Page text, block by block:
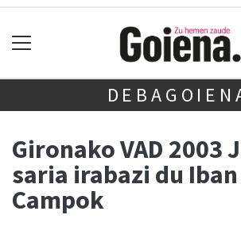
Gironako VAD 2003
saria irabazi du
Campok